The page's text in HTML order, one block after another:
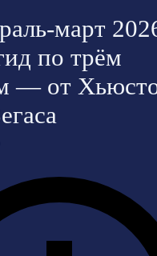
март
по трём
— от